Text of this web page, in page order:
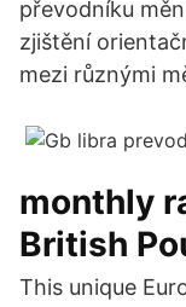
převodníku
zjištění
mezi různými
monthly
British
This unique